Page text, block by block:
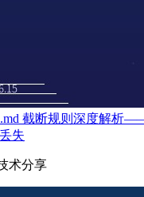
截断规则深度解析
失
术分享